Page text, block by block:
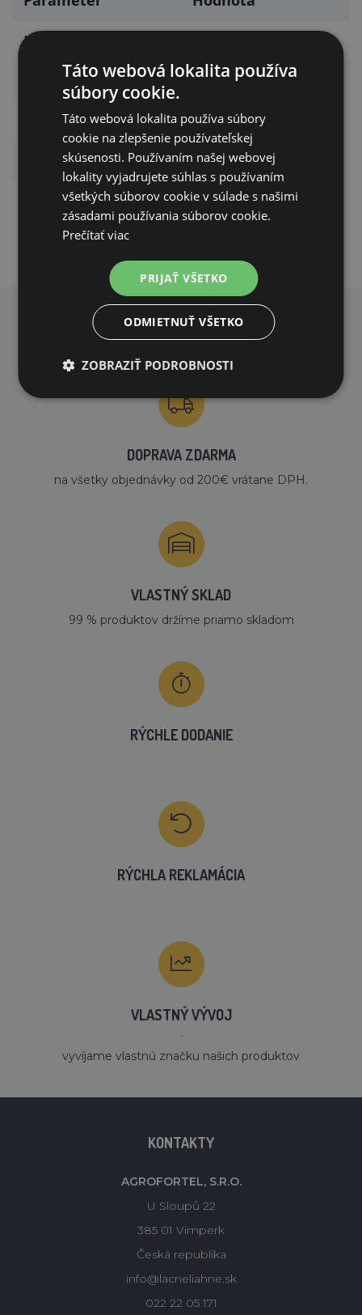
Materiál
400 m
Priemer 1,6 mm
Odpor 0,030 Ω/m
Pevnosť v ťahu 70 kg
PREČO NAKUPOVAŤ U NÁS?
DOPRAVA ZDARMA
na všetky objednávky od 200€ vrátane DPH.
VLASTNÝ SKLAD
99 % produktov držíme priamo skladom
RÝCHLE DODANIE
RÝCHLA REKLAMÁCIA
VLASTNÝ VÝVOJ
´
vyvíjame vlastnú značku našich produktov
KONTAKTY
AGROFORTEL, S.R.O.
U Sloupů 22
385 01 Vimperk
Česká republika
info@lacneliahne.sk
022 22 05 171
Táto webová lokalita používa
súbory cookie.
Táto webová lokalita používa súbory
cookie na zlepšenie používateľskej
skúsenosti. Používaním našej webovej
lokality vyjadrujete súhlas s používaním
všetkých súborov cookie v súlade s našimi
zásadami používania súborov cookie.
Prečítať viac
PRIJAŤ VŠETKO
ODMIETNUŤ VŠETKO
ZOBRAZIŤ PODROBNOSTI